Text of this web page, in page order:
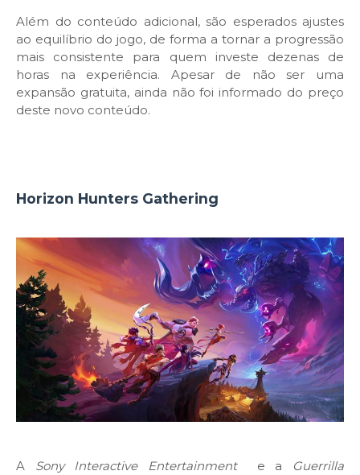
Além do conteúdo adicional, são esperados ajustes
ao equilíbrio do jogo, de forma a tornar a progressão
mais consistente para quem investe dezenas de
horas na experiência. Apesar de não ser uma
expansão gratuita, ainda não foi informado do preço
deste novo conteúdo.
Horizon Hunters Gathering
A Sony Interactive Entertainmente a
Guerrilla